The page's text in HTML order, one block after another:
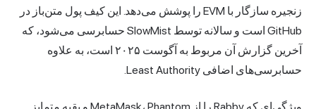
زنجیره سازگار با EVM را پوشش می‌دهد. این کیف پول متن‌باز در
GitHub است و سالانه توسط SlowMist حسابرسی می‌شود، که
آخرین گزارش آن مربوط به آگوست ۲۰۲۵ است، به علاوه
حسابرسی‌های اضافی Least Authority.